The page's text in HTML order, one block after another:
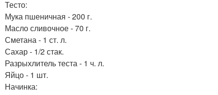
Тесто:
Мука пшеничная - 200 г.
Масло сливочное - 70 г.
Сметана - 1 ст. л.
Сахар - 1/2 стак.
Разрыхлитель теста - 1 ч. л.
Яйцо - 1 шт.
Начинка: